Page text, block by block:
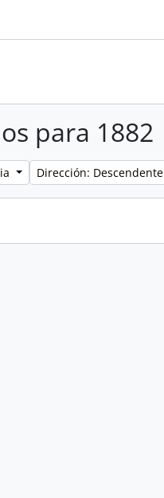
para 1882
Dirección: Descendente